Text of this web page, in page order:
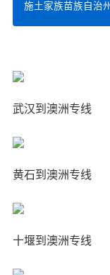
施土家族苗族自治
武汉到澳洲专线
黄石到澳洲专线
十堰到澳洲专线